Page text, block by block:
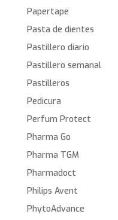
Papertape
Pasta de dientes
Pastillero diario
Pastillero semanal
Pastilleros
Pedicura
Perfum Protect
Pharma Go
Pharma TGM
Pharmadoct
Philips Avent
PhytoAdvance